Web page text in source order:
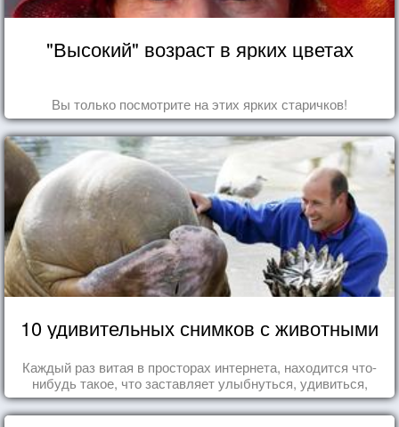
"Высокий" возраст в ярких цветах
Вы только посмотрите на этих ярких старичков!
10 удивительных снимков с животными
Каждый раз витая в просторах интернета, находится что-
нибудь такое, что заставляет улыбнуться, удивиться,
восхититься...